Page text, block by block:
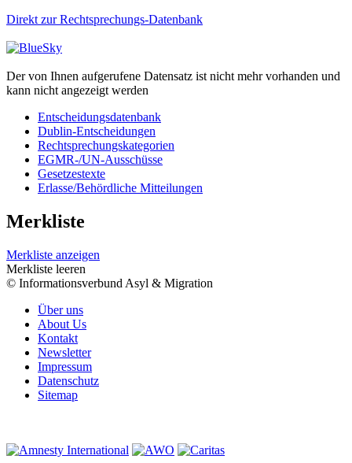
Direkt zur Rechtsprechungs-Datenbank
Der von Ihnen aufgerufene Datensatz ist nicht mehr vorhanden und
kann nicht angezeigt werden
Entscheidungsdatenbank
Dublin-Entscheidungen
Rechtsprechungskategorien
EGMR-/UN-Ausschüsse
Gesetzestexte
Erlasse/Behördliche Mitteilungen
Merkliste
Merkliste anzeigen
Merkliste leeren
© Informationsverbund Asyl & Migration
Über uns
About Us
Kontakt
Newsletter
Impressum
Datenschutz
Sitemap